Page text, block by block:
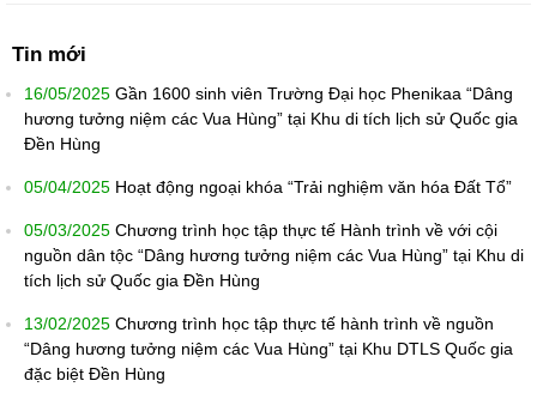
Tin mới
16/05/2025 Gần 1600 sinh viên Trường Đại học Phenikaa “Dâng
hương tưởng niệm các Vua Hùng” tại Khu di tích lịch sử Quốc gia
Đền Hùng
05/04/2025 Hoạt động ngoại khóa “Trải nghiệm văn hóa Đất Tổ”
05/03/2025 Chương trình học tập thực tế Hành trình về với cội
nguồn dân tộc “Dâng hương tưởng niệm các Vua Hùng” tại Khu di
tích lịch sử Quốc gia Đền Hùng
13/02/2025 Chương trình học tập thực tế hành trình về nguồn
“Dâng hương tưởng niệm các Vua Hùng” tại Khu DTLS Quốc gia
đặc biệt Đền Hùng